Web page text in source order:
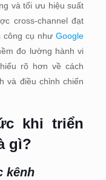
và tối ưu hiệu suất
cross-channel đạt
công cụ nhưGoogle
đo lường hành vi
rõ hơn về cách
và điều chỉnh chiến
khi triển
gì?
kênh